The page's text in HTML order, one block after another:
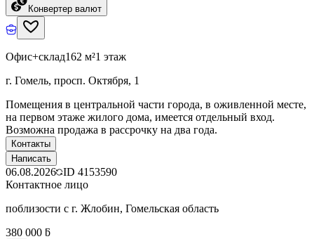
Конвертер валют
Офис+склад162 м²1 этаж
г. Гомель, просп. Октября, 1
Помещения в центральной части города, в оживленной месте,
на первом этаже жилого дома, имеется отдельный вход.
Возможна продажа в рассрочку на два года.
Контакты
Написать
06.08.2026 ID 4153590
Контактное лицо
поблизости с г. Жлобин, Гомельская область
380 000 ƃ